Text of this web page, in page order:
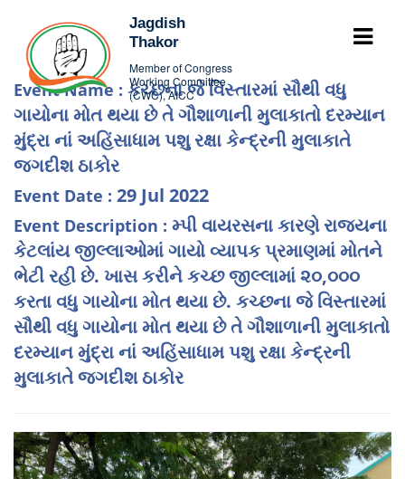
Jagdish
Thakor
Member of Congress
Working Committee
(CWC), AICC
Event Name : કચ્છના જે વિસ્તારમાં સૌથી વધુ
ગાયોના મોત થયા છે તે ગૌશાળાની મુલાકાતો દરમ્યાન
મુંદ્રા નાં અહિંસાધામ પશુ રક્ષા કેન્દ્રની મુલાકાતે
જગદીશ ઠાકોર
Event Date : 29 Jul 2022
Event Description : મ્પી વાયરસના કારણે રાજ્યના
કેટલાંય જીલ્લાઓમાં ગાયો વ્યાપક પ્રમાણમાં મોતને
ભેટી રહી છે. ખાસ કરીને કચ્છ જીલ્લામાં ૨૦,૦૦૦
કરતા વધુ ગાયોના મોત થયા છે. કચ્છના જે વિસ્તારમાં
સૌથી વધુ ગાયોના મોત થયા છે તે ગૌશાળાની મુલાકાતો
દરમ્યાન મુંદ્રા નાં અહિંસાધામ પશુ રક્ષા કેન્દ્રની
મુલાકાતે જગદીશ ઠાકોર